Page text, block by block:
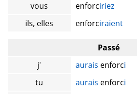
vous
enforciriez
ils, elles
enforciraient
Passé
j'
aurais enforci
tu
aurais enforci